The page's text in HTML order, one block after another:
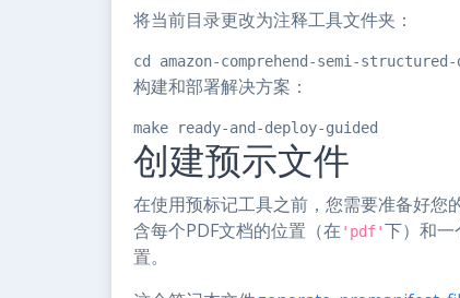
将当前目录更改为注释工具文件夹：
cd amazon-comprehend-semi-
构建和部署解决方案：
make ready-and-deploy-guided
创建预示文件
在使用预标记工具之前，您需要准备好您
含每个PDF文档的位置（在 'pdf'下）和一
置。